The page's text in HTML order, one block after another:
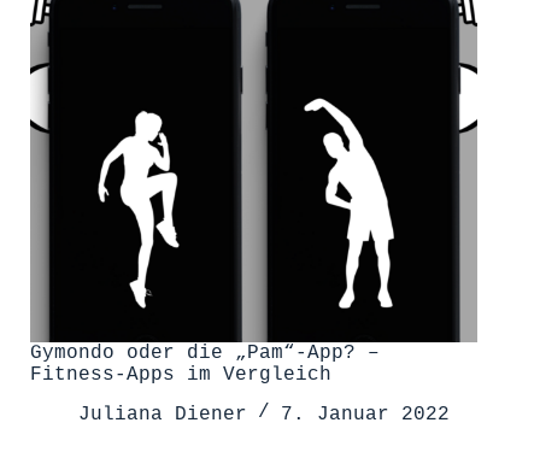
Gymondo oder die „Pam“-App? –
Fitness-Apps im Vergleich
Juliana Diener
7. Januar 2022